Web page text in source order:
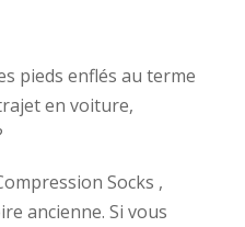
pieds enflés au terme
en voiture,
Socks ,
ancienne. Si vous